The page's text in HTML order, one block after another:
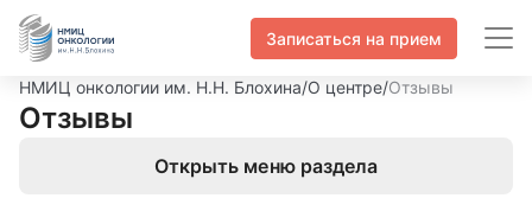
Записаться на прием
НМИЦ онкологии им. Н.Н. Блохина/О центре/Отзывы
Отзывы
Открыть меню раздела